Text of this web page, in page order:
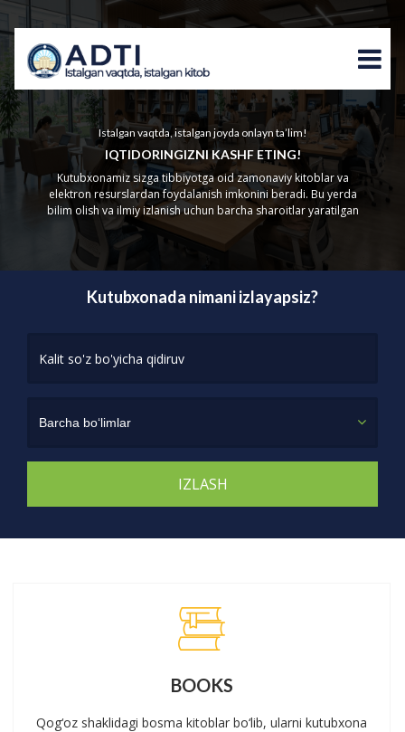
Istalgan vaqtda, istalgan joyda onlayn ta’lim!
IQTIDORINGIZNI KASHF ETING!
Kutubxonamiz sizga tibbiyotga oid zamonaviy kitoblar va
elektron resurslardan foydalanish imkonini beradi. Bu yerda
bilim olish va ilmiy izlanish uchun barcha sharoitlar yaratilgan
Kutubxonada nimani izlayapsiz?
Barcha bo‘limlar
BOOKS
Qog‘oz shaklidagi bosma kitoblar bo‘lib, ularni kutubxona